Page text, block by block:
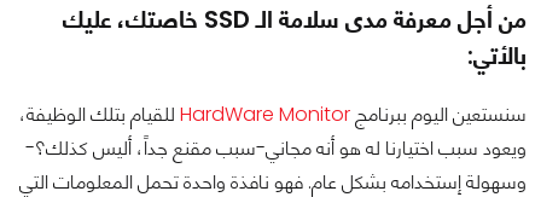
من أجل معرفة مدى سلامة الـ SSD خاصتك، عليك
بالأتي:
سنستعين اليوم ببرنامجHardWare Monitor للقيام بتلك الوظيفة،
ويعود سبب اختيارنا له هو أنه مجاني-سبب مقنع جداً، أليس كذلك؟-
وسهولة إستخدامه بشكل عام. فهو نافذة واحدة تحمل المعلومات التي